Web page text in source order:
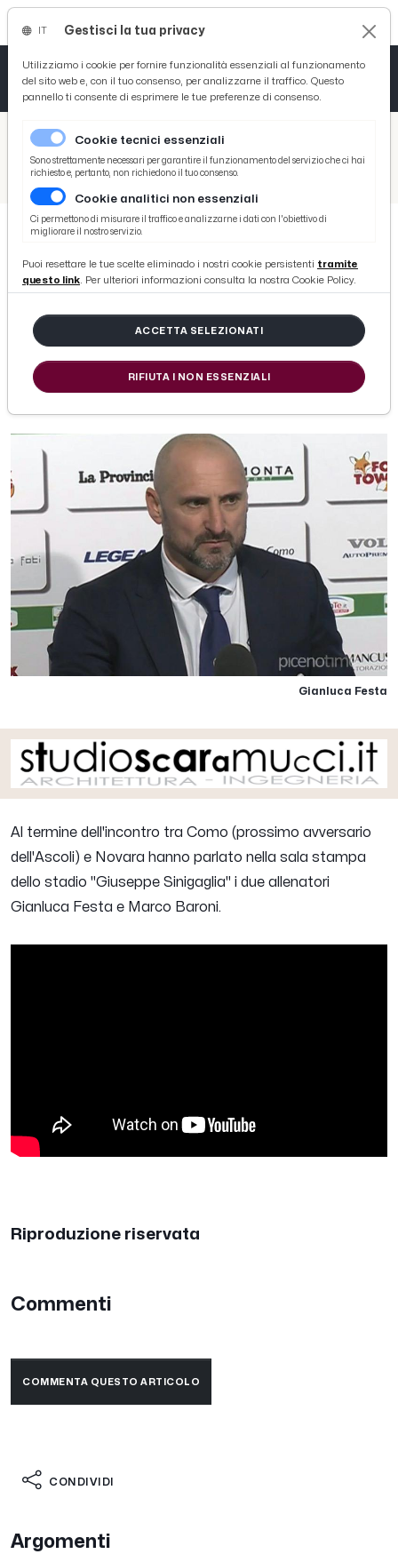
/ Picenotime
/ Serie B
/ Como-Novara 1-1, le voci di Festa e Baroni post gara
Como-Novara 1-1, le voci di Festa e
Baroni post gara
domenica 14 febbraio 2016
Gianluca Festa
Al termine dell'incontro tra Como (prossimo avversario
dell'Ascoli) e Novara hanno parlato nella sala stampa
dello stadio "Giuseppe Sinigaglia" i due allenatori
Gianluca Festa e Marco Baroni.
Riproduzione riservata
Commenti
COMMENTA QUESTO ARTICOLO
CONDIVIDI
Argomenti
Gestisci la tua privacy
Utilizziamo i cookie per fornire funzionalità essenziali al funzionamento
del sito web e, con il tuo consenso, per analizzarne il traffico. Questo
pannello ti consente di esprimere le tue preferenze di consenso.
Cookie tecnici essenziali
Sono strettamente necessari per garantire il funzionamento del servizio che ci hai
richiesto e, pertanto, non richiedono il tuo consenso.
Cookie analitici non essenziali
Ci permettono di misurare il traffico e analizzarne i dati con l'obiettivo di
migliorare il nostro servizio.
Puoi resettare le tue scelte eliminado i nostri cookie persistenti tramite
questo link. Per ulteriori informazioni consulta la nostra Cookie Policy.
ACCETTA SELEZIONATI
RIFIUTA I NON ESSENZIALI
Tutto News
Tutto Sport
Basket
Ciclismo
Tutto Curiosità